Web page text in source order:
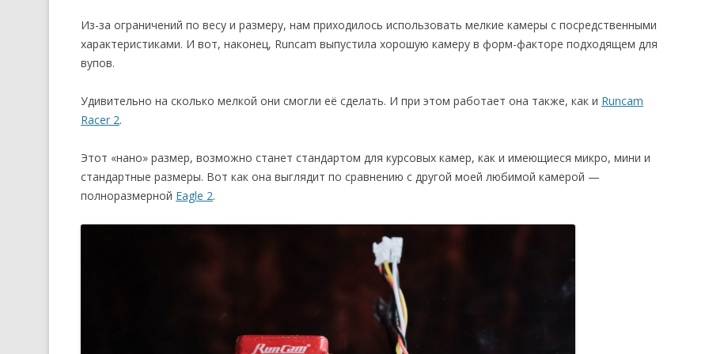
Из-за ограничений по весу и размеру, нам приходилось использовать мелкие камеры с посредственными
характеристиками. И вот, наконец, Runcam выпустила хорошую камеру в форм-факторе подходящем для
вупов.
Удивительно на сколько мелкой они смогли её сделать. И при этом работает она также, как и Runcam
Racer 2.
Этот «нано» размер, возможно станет стандартом для курсовых камер, как и имеющиеся микро, мини и
стандартные размеры. Вот как она выглядит по сравнению с другой моей любимой камерой —
полноразмерной Eagle 2.